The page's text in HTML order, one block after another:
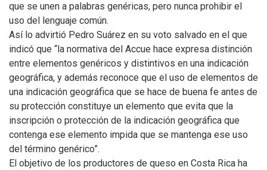
que se unen a palabras genéricas, pero nunca prohibir el
uso del lenguaje común.
Así lo advirtió Pedro Suárez en su voto salvado en el que
indicó que “la normativa del Accue hace expresa distinción
entre elementos genéricos y distintivos en una indicación
geográfica, y además reconoce que el uso de elementos de
una indicación geográfica que se hace de buena fe antes de
su protección constituye un elemento que evita que la
inscripción o protección de la indicación geográfica que
contenga ese elemento impida que se mantenga ese uso
del término genérico”.
El objetivo de los productores de queso en Costa Rica ha